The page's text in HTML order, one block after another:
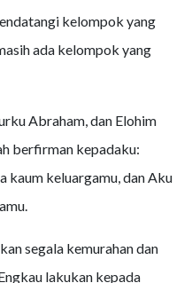
kelompok yang
ada kelompok yang
Abraham, dan Elohim
berfirman kepadaku:
kaum keluargamu, dan Aku
segala kemurahan dan
lakukan kepada